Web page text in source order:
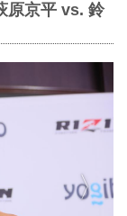
原京平 vs. 鈴